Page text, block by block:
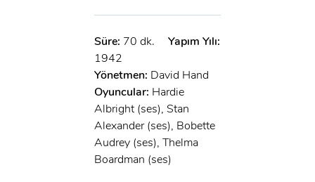
Süre: 70 dk.
Yapım Yılı:
1942
Yönetmen: David Hand
Oyuncular: Hardie
Albright (ses), Stan
Alexander (ses), Bobette
Audrey (ses), Thelma
Boardman (ses)